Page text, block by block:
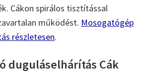
Cákon spirálos tisztítással
működést. Mosogatógép
részletesen.
duguláselhárítás Cák